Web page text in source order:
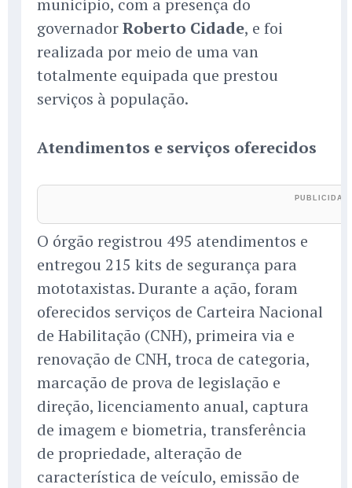
governadorRoberto Cidade, e foi
realizada por meio de uma van
totalmente equipada que prestou
serviços à população.
Atendimentos e serviços oferecidos
O órgão registrou 495 atendimentos e
entregou 215 kits de segurança para
mototaxistas. Durante a ação, foram
oferecidos serviços de Carteira Nacional
de Habilitação (CNH), primeira via e
renovação de CNH, troca de categoria,
marcação de prova de legislação e
direção, licenciamento anual, captura
de imagem e biometria, transferência
de propriedade, alteração de
característica de veículo, emissão de